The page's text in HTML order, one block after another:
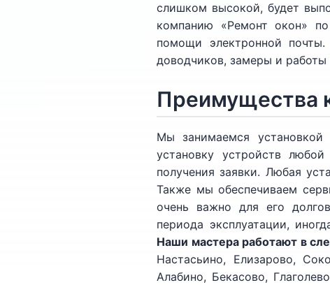
слишком высокой, будет
компанию «Ремонт окон»
помощи электронной
доводчиков, замеры и работы
Преимущества
Мы занимаемся
установку устройств
получения заявки. Любая
Также мы обеспечиваем
очень важно для его
периода эксплуатации,
Наши мастера работают в
Настасьино, Елизарово,
Алабино, Бекасово,